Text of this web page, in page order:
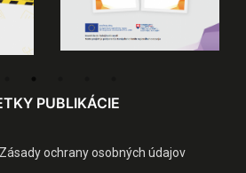
PUBLIKÁCIE
Zásady ochrany osobných údajov